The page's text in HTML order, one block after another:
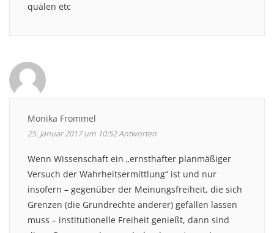
quälen etc
Monika Frommel
25. Januar 2017 um 10:52Antworten
Wenn Wissenschaft ein „ernsthafter planmäßiger
Versuch der Wahrheitsermittlung“ ist und nur
insofern – gegenüber der Meinungsfreiheit, die sich
Grenzen (die Grundrechte anderer) gefallen lassen
muss – institutionelle Freiheit genießt, dann sind